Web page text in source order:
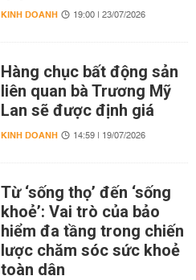
KINH DOANH 19:00 | 23/07/2026
Hàng chục bất động sản
liên quan bà Trương Mỹ
Lan sẽ được định giá
KINH DOANH 14:59 | 19/07/2026
Từ ‘sống thọ’ đến ‘sống
khoẻ’: Vai trò của bảo
hiểm đa tầng trong chiến
lược chăm sóc sức khoẻ
toàn dân